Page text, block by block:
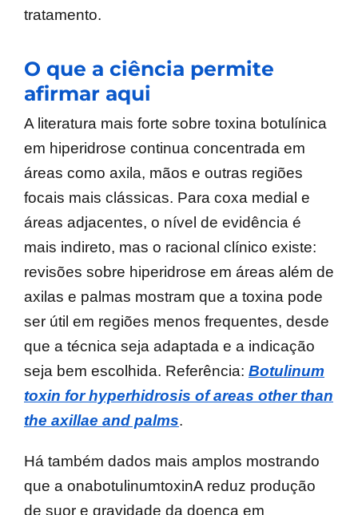
tratamento.
O que a ciência permite
afirmar aqui
A literatura mais forte sobre toxina botulínica
em hiperidrose continua concentrada em
áreas como axila, mãos e outras regiões
focais mais clássicas. Para coxa medial e
áreas adjacentes, o nível de evidência é
mais indireto, mas o racional clínico existe:
revisões sobre hiperidrose em áreas além de
axilas e palmas mostram que a toxina pode
ser útil em regiões menos frequentes, desde
que a técnica seja adaptada e a indicação
seja bem escolhida. Referência: Botulinum
toxin for hyperhidrosis of areas other than
the axillae and palms.
Há também dados mais amplos mostrando
que a onabotulinumtoxinA reduz produção
de suor e gravidade da doença em